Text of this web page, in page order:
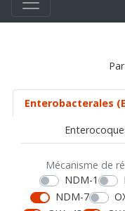
Enterobacterales
Mécanisme de
NDM-1
NDM-7